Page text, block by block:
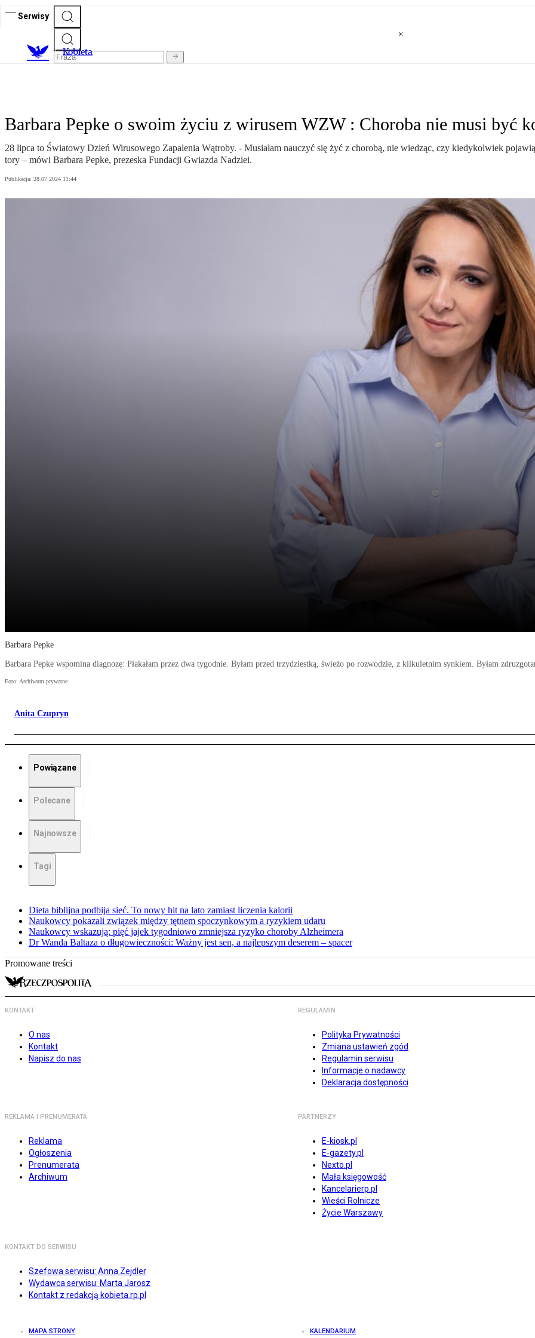
Serwisy
Kobieta
Barbara Pepke o swoim życiu z wirusem WZW : Choroba nie musi być
28 lipca to Światowy Dzień Wirusowego Zapalenia Wątroby. - Musiałam nauczyć się żyć z chorobą, nie wiedząc, czy kiedykolwiek
tory – mówi Barbara Pepke, prezeska Fundacji Gwiazda Nadziei.
Publikacja: 28.07.2024 11:44
Barbara Pepke
Barbara Pepke wspomina diagnozę: Płakałam przez dwa tygodnie. Byłam przed trzydziestką, świeżo po rozwodzie, z kilkuletnim synkiem. Byłam
Foto: Archiwum prywatne
Anita Czupryn
Powiązane
Polecane
Najnowsze
Tagi
Dieta biblijna podbija sieć. To nowy hit na lato zamiast liczenia kalorii
Naukowcy pokazali związek między tętnem spoczynkowym a ryzykiem udaru
Naukowcy wskazują: pięć jajek tygodniowo zmniejsza ryzyko choroby Alzheimera
Dr Wanda Baltaza o długowieczności: Ważny jest sen, a najlepszym deserem – spacer
Promowane treści
KONTAKT
O nas
Kontakt
Napisz do nas
REGULAMIN
Polityka Prywatności
Zmiana ustawień zgód
Regulamin serwisu
Informacje o nadawcy
Deklaracja dostępności
REKLAMA I PRENUMERATA
Reklama
Ogłoszenia
Prenumerata
Archiwum
PARTNERZY
E-kiosk.pl
E-gazety.pl
Nexto.pl
Mała księgowość
Kancelarierp.pl
Wieści Rolnicze
Życie Warszawy
KONTAKT DO SERWISU
Szefowa serwisu: Anna Zejdler
Wydawca serwisu: Marta Jarosz
Kontakt z redakcją kobieta.rp.pl
MAPA STRONY KALENDARIUM